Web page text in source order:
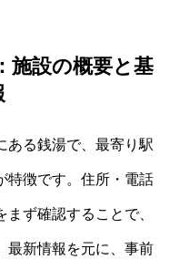
施設の概要と基
ある銭湯で、最寄り駅
特徴です。住所・電話
ず確認することで、
最新情報を元に、事前